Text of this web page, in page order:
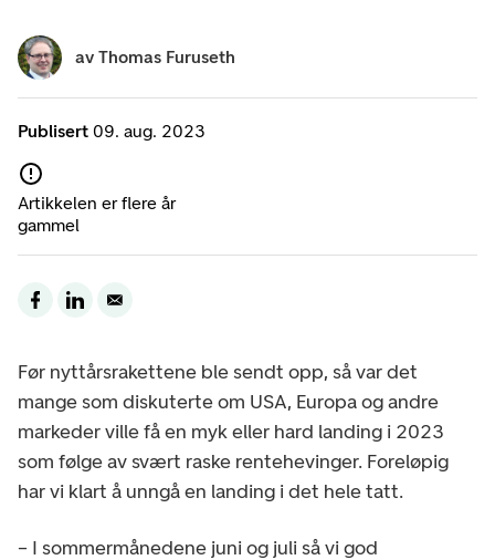
Publisert 09. aug. 2023
Artikkelen er flere år
gammel
av Thomas Furuseth
Før nyttårsrakettene ble sendt opp, så var det
mange som diskuterte om USA, Europa og andre
markeder ville få en myk eller hard landing i 2023
som følge av svært raske rentehevinger. Foreløpig
har vi klart å unngå en landing i det hele tatt.
– I sommermånedene juni og juli så vi god